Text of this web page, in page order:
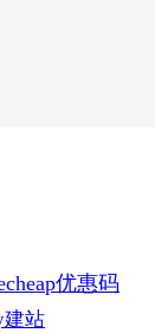
优惠码
建站